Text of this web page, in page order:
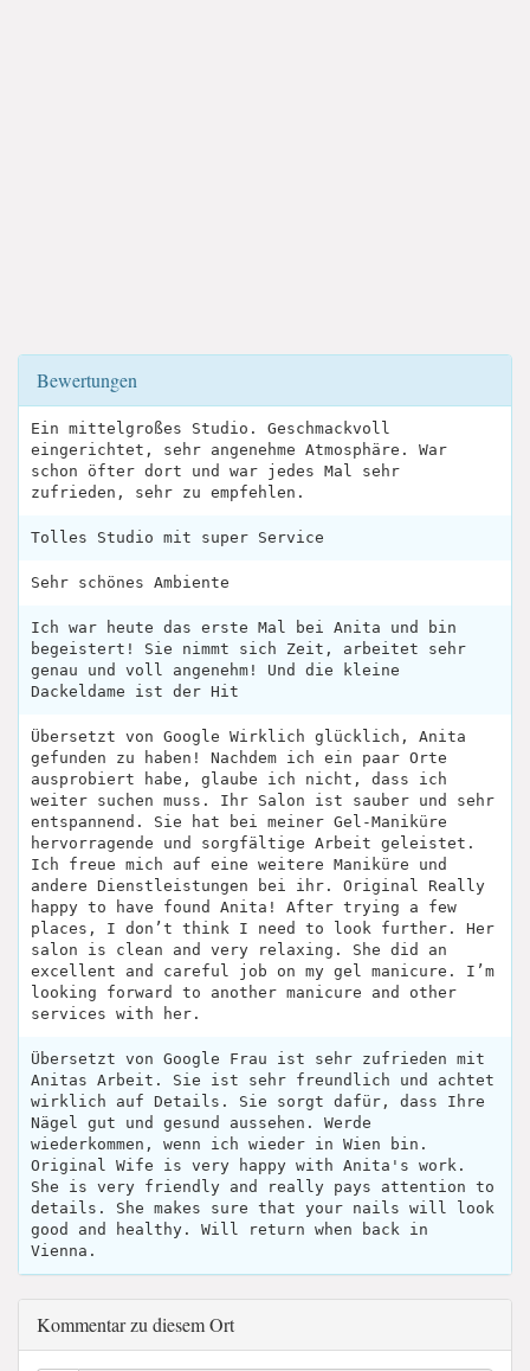
Bewertungen
Ein mittelgroßes Studio. Geschmackvoll
eingerichtet, sehr angenehme Atmosphäre. War
schon öfter dort und war jedes Mal sehr
zufrieden, sehr zu empfehlen.
Tolles Studio mit super Service
Sehr schönes Ambiente
Ich war heute das erste Mal bei Anita und bin
begeistert! Sie nimmt sich Zeit, arbeitet sehr
genau und voll angenehm! Und die kleine
Dackeldame ist der Hit
Übersetzt von Google Wirklich glücklich, Anita
gefunden zu haben! Nachdem ich ein paar Orte
ausprobiert habe, glaube ich nicht, dass ich
weiter suchen muss. Ihr Salon ist sauber und sehr
entspannend. Sie hat bei meiner Gel-Maniküre
hervorragende und sorgfältige Arbeit geleistet.
Ich freue mich auf eine weitere Maniküre und
andere Dienstleistungen bei ihr. Original Really
happy to have found Anita! After trying a few
places, I don’t think I need to look further. Her
salon is clean and very relaxing. She did an
excellent and careful job on my gel manicure. I’m
looking forward to another manicure and other
services with her.
Übersetzt von Google Frau ist sehr zufrieden mit
Anitas Arbeit. Sie ist sehr freundlich und achtet
wirklich auf Details. Sie sorgt dafür, dass Ihre
Nägel gut und gesund aussehen. Werde
wiederkommen, wenn ich wieder in Wien bin.
Original Wife is very happy with Anita's work.
She is very friendly and really pays attention to
details. She makes sure that your nails will look
good and healthy. Will return when back in
Vienna.
Kommentar zu diesem Ort